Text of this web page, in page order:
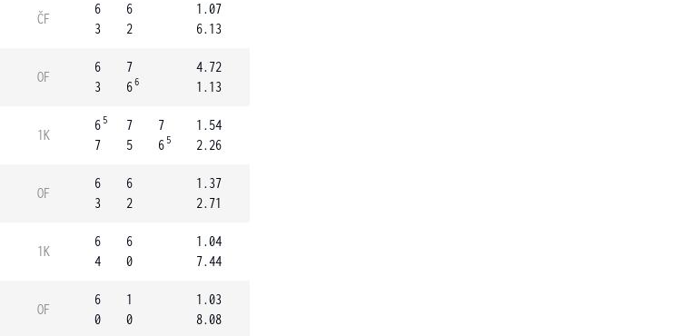
ČF
6
3
6
2
1.07
6.13
OF
6
3
7
66
4.72
1.13
1K
6 5
7
7
5
7
6 5
1.54
2.26
OF
6
3
6
2
1.37
2.71
1K
6
4
6
0
1.04
7.44
OF
6
0
1
0
1.03
8.08